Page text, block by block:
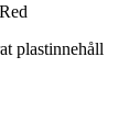
plastinnehåll